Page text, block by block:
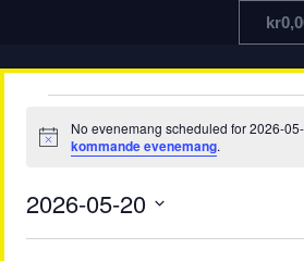
kr
Notis
No evenemang scheduled for 2026-
kommande evenemang.
2026-05-20
datum.